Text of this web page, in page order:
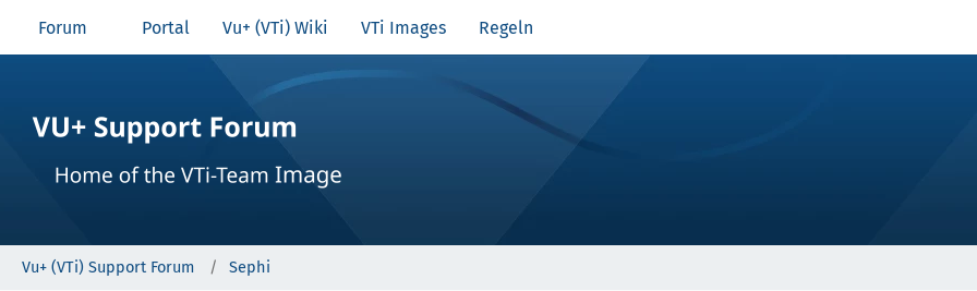
Forum Portal Vu+ (VTi) Wiki VTi Images Regeln
Vu+ (VTi) Support Forum Sephi